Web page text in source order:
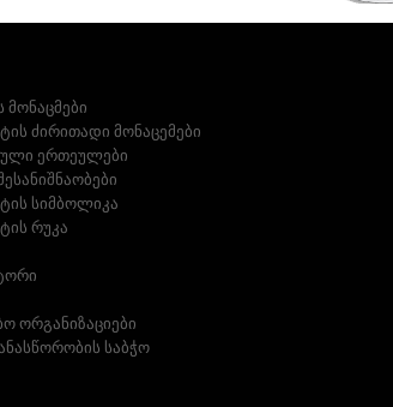
მონაცმები
ძირითადი მონაცემები
ერთეულები
სიმბოლიკა
რუკა
ორგანიზაციები
საბჭო